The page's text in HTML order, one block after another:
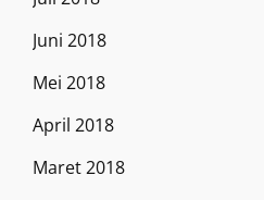
Juni 2018
Mei 2018
April 2018
Maret 2018